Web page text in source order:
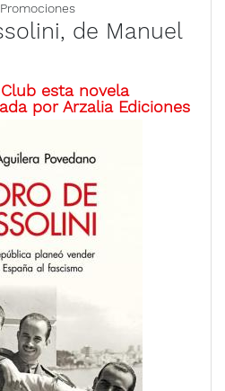
de Manuel
esta novela
por Arzalia Ediciones